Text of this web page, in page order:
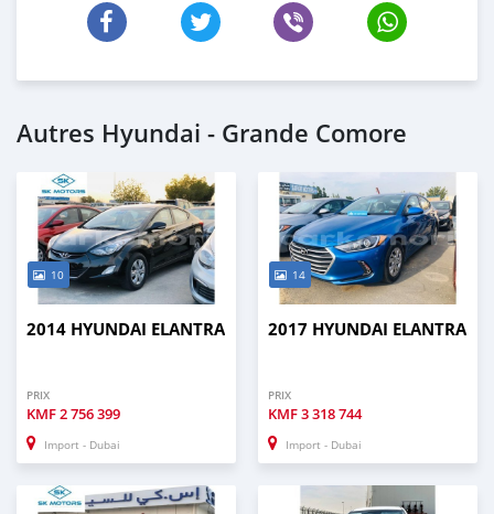
Autres Hyundai - Grande Comore
10
2014 HYUNDAI ELANTRA
PRIX
KMF2 756 399
Import - Dubai
14
2017 HYUNDAI ELANTRA
PRIX
KMF3 318 744
Import - Dubai